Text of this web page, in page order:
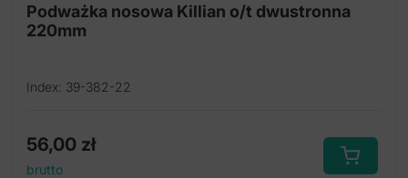
Podważka nosowa Killian o/t dwustronna
220mm
Index: 39-382-22
56,00 zł
brutto